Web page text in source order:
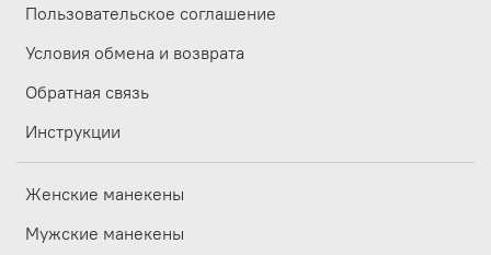
Пользовательское соглашение
Условия обмена и возврата
Обратная связь
Инструкции
Женские манекены
Мужские манекены